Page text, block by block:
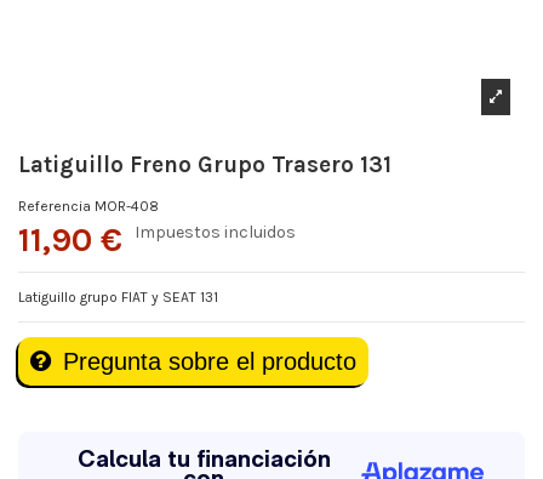
Latiguillo Freno Grupo Trasero 131
Referencia MOR-408
11,90 € Impuestos incluidos
Latiguillo grupo FIAT y SEAT 131
Pregunta sobre el producto